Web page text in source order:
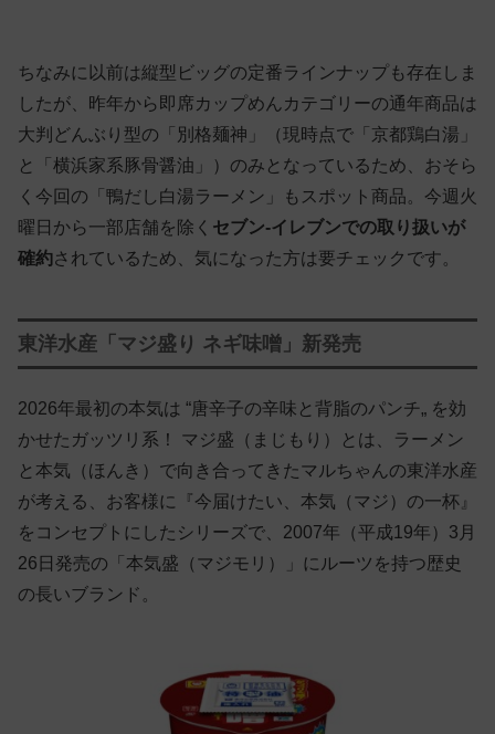
ちなみに以前は縦型ビッグの定番ラインナップも存在しま
したが、昨年から即席カップめんカテゴリーの通年商品は
大判どんぶり型の「別格麺神」（現時点で「京都鶏白湯」
と「横浜家系豚骨醤油」）のみとなっているため、おそら
く今回の「鴨だし白湯ラーメン」もスポット商品。今週火
曜日から一部店舗を除く セブン-イレブンでの取り扱いが
確約されているため、気になった方は要チェックです。
東洋水産「マジ盛り ネギ味噌」新発売
2026年最初の本気は “唐辛子の辛味と背脂のパンチ„ を効
かせたガッツリ系！ マジ盛（まじもり）とは、ラーメン
と本気（ほんき）で向き合ってきたマルちゃんの東洋水産
が考える、お客様に『今届けたい、本気（マジ）の一杯』
をコンセプトにしたシリーズで、2007年（平成19年）3月
26日発売の「本気盛（マジモリ）」にルーツを持つ歴史
の長いブランド。